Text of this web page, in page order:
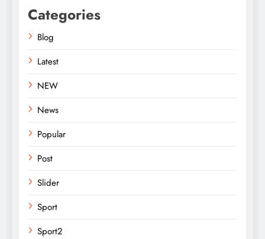
Categories
Blog
Latest
NEW
News
Popular
Post
Slider
Sport
Sport2